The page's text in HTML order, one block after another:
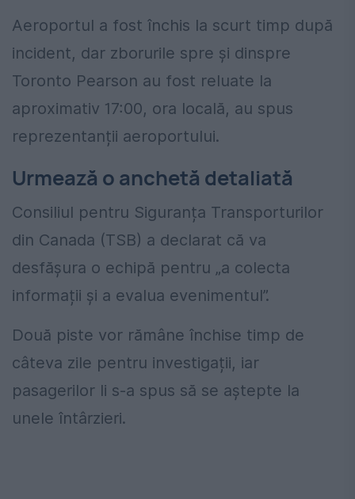
Aeroportul a fost închis la scurt timp după
incident, dar zborurile spre și dinspre
Toronto Pearson au fost reluate la
aproximativ 17:00, ora locală, au spus
reprezentanții aeroportului.
Urmează o anchetă detaliată
Consiliul pentru Siguranța Transporturilor
din Canada (TSB) a declarat că va
desfășura o echipă pentru „a colecta
informații și a evalua evenimentul”.
Două piste vor rămâne închise timp de
câteva zile pentru investigații, iar
pasagerilor li s-a spus să se aștepte la
unele întârzieri.